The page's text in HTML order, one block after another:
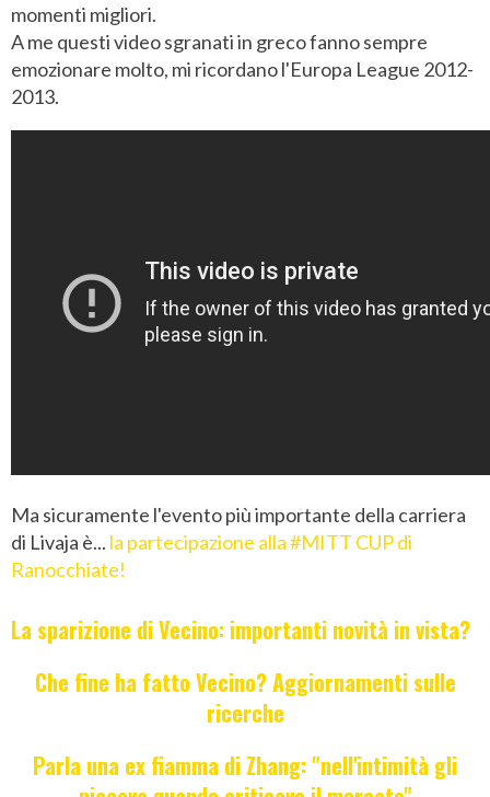
momenti migliori.
A me questi video sgranati in greco fanno sempre
emozionare molto, mi ricordano l'Europa League 2012-
2013.
Ma sicuramente l'evento più importante della carriera
di Livaja è... la partecipazione alla #MITT CUP di
Ranocchiate!
La sparizione di Vecino: importanti novità in vista?
Che fine ha fatto Vecino? Aggiornamenti sulle
ricerche
Parla una ex fiamma di Zhang: "nell'intimità gli